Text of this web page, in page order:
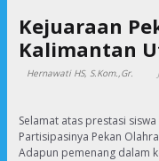
Kejuaraan
Kalimantan
Hernawati HS, S.Kom.,Gr.
Selamat atas prestasi
Partisipasinya Pekan
Adapun pemenang dalam